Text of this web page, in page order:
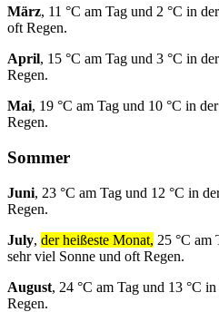
März, 11 °C am Tag und 2 °C in
oft Regen.
April, 15 °C am Tag und 3 °C in
Regen.
Mai, 19 °C am Tag und 10 °C in
Regen.
Sommer
Juni, 23 °C am Tag und 12 °C in
Regen.
July, der heißeste Monat, 25 °C am
sehr viel Sonne und oft Regen.
August, 24 °C am Tag und 13 °C
Regen.